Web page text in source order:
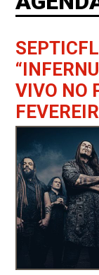
VIVO NO